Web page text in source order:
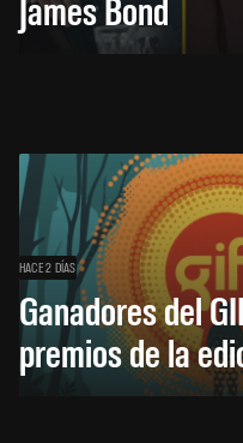
HACE 2 DÍAS
Ganadores del
premios de la